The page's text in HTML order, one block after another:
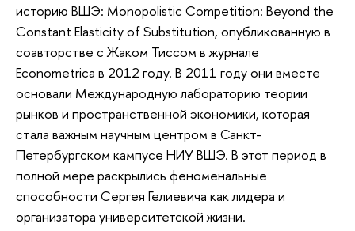
историю ВШЭ: Monopolistic Competition: Beyond the
Constant Elasticity of Substitution, опубликованную в
соавторстве с Жаком Тиссом в журнале
Econometrica в 2012 году. В 2011 году они вместе
основали Международную лабораторию теории
рынков и пространственной экономики, которая
стала важным научным центром в Санкт-
Петербургском кампусе НИУ ВШЭ. В этот период в
полной мере раскрылись феноменальные
способности Сергея Гелиевича как лидера и
организатора университетской жизни.